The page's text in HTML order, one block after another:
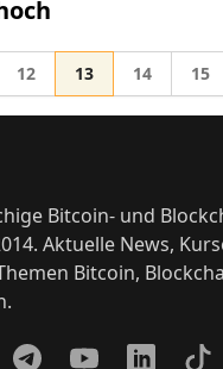
weggelassen
Seite
Gehe zur Seite
12 Gehe zur Seite
13 Gehe zur
14 15
Bitcoin- und
Aktuelle News,
Bitcoin,
TelegramYouTubeLinkedIn